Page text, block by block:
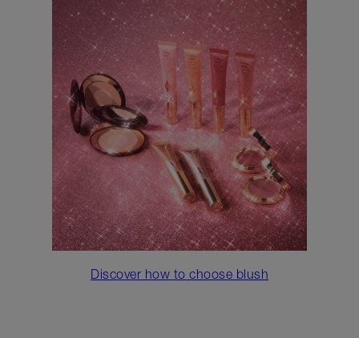
Discover how to choose blush